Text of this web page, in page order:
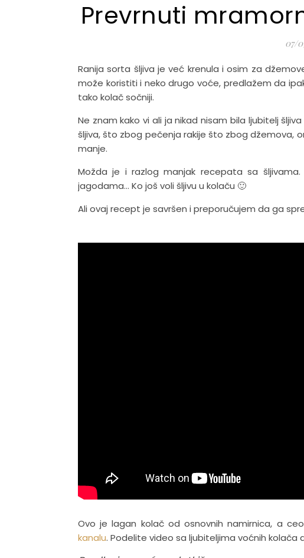
Prevrnuti
07/
Ranija sorta šljiva je već krenula i osim za
može koristiti i neko drugo voće, predlažem da
tako kolač sočniji.
Ne znam kako vi ali ja nikad nisam bila ljubitelj
šljiva, što zbog pečenja rakije što zbog džemova,
manje.
Možda je i razlog manjak recepata sa
jagodama… Ko još voli šljivu u kolaču 🙂
Ali ovaj recept je savršen i preporučujem da ga
Ovo je lagan kolač od osnovnih namirnica, a
kanalu. Podelite video sa ljubiteljima voćnih kolača